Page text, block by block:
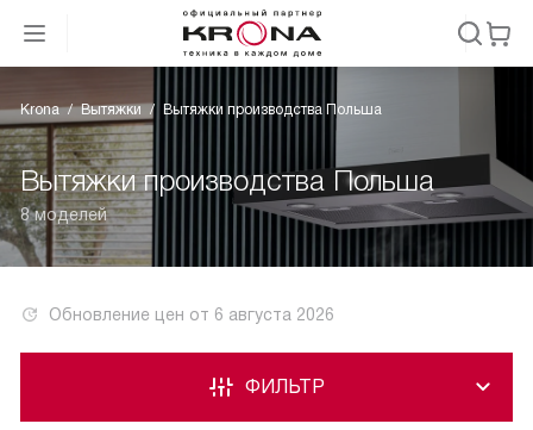
Krona Вытяжки Вытяжки производства Польша
Вытяжки производства Польша
8 моделей
Обновление цен от 6 августа 2026
ФИЛЬТР